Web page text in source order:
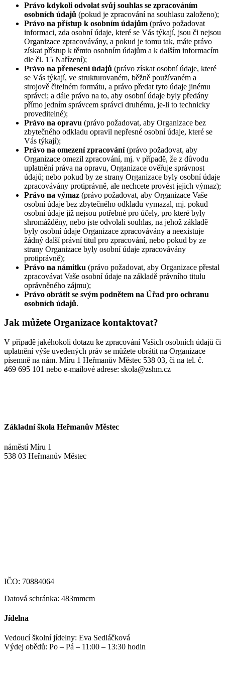
Právo kdykoli odvolat svůj souhlas se zpracováním
osobních údajů (pokud je zpracování na souhlasu založeno);
Právo na přístup k osobním údajům (právo požadovat
informaci, zda osobní údaje, které se Vás týkají, jsou či nejsou
Organizace zpracovávány, a pokud je tomu tak, máte právo
získat přístup k těmto osobním údajům a k dalším informacím
dle čl. 15 Nařízení);
Právo na přenesení údajů (právo získat osobní údaje, které
se Vás týkají, ve strukturovaném, běžně používaném a
strojově čitelném formátu, a právo předat tyto údaje jinému
správci; a dále právo na to, aby osobní údaje byly předány
přímo jedním správcem správci druhému, je-li to technicky
proveditelné);
Právo na opravu (právo požadovat, aby Organizace bez
zbytečného odkladu opravil nepřesné osobní údaje, které se
Vás týkají);
Právo na omezení zpracování(právo požadovat, aby
Organizace omezil zpracování, mj. v případě, že z důvodu
uplatnění práva na opravu, Organizace ověřuje správnost
údajů; nebo pokud by ze strany Organizace byly osobní údaje
zpracovávány protiprávně, ale nechcete provést jejich výmaz);
Právo na výmaz (právo požadovat, aby Organizace Vaše
osobní údaje bez zbytečného odkladu vymazal, mj. pokud
osobní údaje již nejsou potřebné pro účely, pro které byly
shromážděny, nebo jste odvolali souhlas, na jehož základě
byly osobní údaje Organizace zpracovávány a neexistuje
žádný další právní titul pro zpracování, nebo pokud by ze
strany Organizace byly osobní údaje zpracovávány
protiprávně);
Právo na námitku (právo požadovat, aby Organizace přestal
zpracovávat Vaše osobní údaje na základě právního titulu
oprávněného zájmu);
Právo obrátit se svým podnětem na Úřad pro ochranu
osobních údajů.
Jak můžete Organizace kontaktovat?
V případě jakéhokoli dotazu ke zpracování Vašich osobních údajů či
uplatnění výše uvedených práv se můžete obrátit na Organizace
písemně na nám. Míru 1 Heřmanův Městec 538 03, či na tel. č.
469 695 101 nebo e-mailové adrese: skola@zshm.cz
Základní škola Heřmanův Městec
náměstí Míru 1
538 03 Heřmanův Městec
IČO: 70884064
Datová schránka: 483mmcm
Jídelna
Vedoucí školní jídelny: Eva Sedláčková
Výdej obědů: Po – Pá – 11:00 – 13:30 hodin